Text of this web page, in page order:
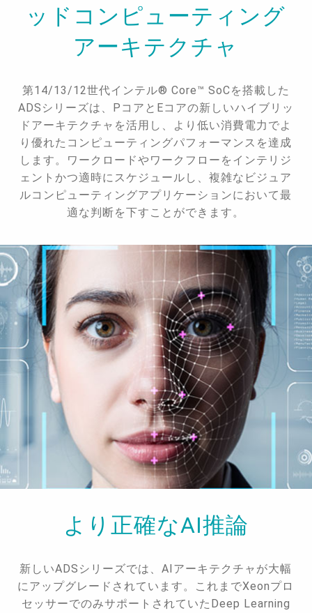
ッドコンピューティング
アーキテクチャ
第14/13/12世代インテル® Core™ SoCを搭載した
ADSシリーズは、PコアとEコアの新しいハイブリッ
ドアーキテクチャを活用し、より低い消費電力でよ
り優れたコンピューティングパフォーマンスを達成
します。ワークロードやワークフローをインテリジ
ェントかつ適時にスケジュールし、複雑なビジュア
ルコンピューティングアプリケーションにおいて最
適な判断を下すことができます。
より正確なAI推論
新しいADSシリーズでは、AIアーキテクチャが大幅
にアップグレードされています。これまでXeonプロ
セッサーでのみサポートされていたDeep Learning